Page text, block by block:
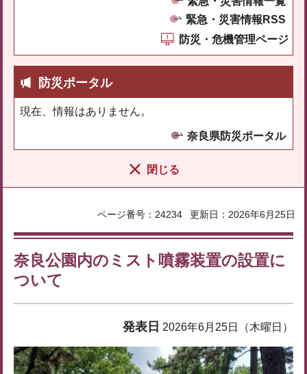
緊急・災害情報RSS
防災・危機管理ページ
防災ポータル
現在、情報はありません。
奈良県防災ポータル
閉じる
ページ番号：24234 更新日：2026年6月25日
奈良公園内のミスト噴霧装置の設置に
ついて
発表日 2026年6月25日（木曜日）